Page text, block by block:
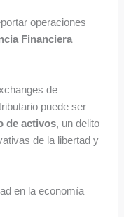
operaciones
Financiera
de
puede ser
de activos, un delito
de la libertad y
en la economía